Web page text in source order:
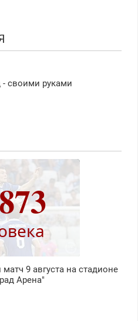
- своими руками
9 августа на стадионе
Арена"